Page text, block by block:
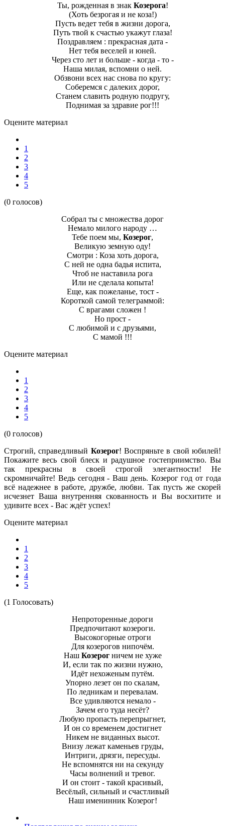
Ты, рожденная в знак Козерога!
(Хоть безрогая и не коза!)
Пусть ведет тебя в жизни дорога,
Путь твой к счастью укажут глаза!
Поздравляем : прекрасная дата -
Нет тебя веселей и юней.
Через сто лет и больше - когда - то -
Наша милая, вспомни о ней.
Обзвони всех нас снова по кругу:
Соберемся с далеких дорог,
Станем славить родную подругу,
Поднимая за здравие рог!!!
Оцените материал
1
2
3
4
5
(0 голосов)
Собрал ты с множества дорог
Немало милого народу …
Тебе поем мы, Козерог,
Великую земную оду!
Смотри : Коза хоть дорога,
С ней не одна бадья испита,
Чтоб не наставила рога
Или не сделала копыта!
Еще, как пожеланье, тост -
Короткой самой телеграммой:
С врагами сложен !
Но прост -
С любимой и с друзьями,
С мамой !!!
Оцените материал
1
2
3
4
5
(0 голосов)
Строгий, справедливый Козерог! Воспряньте в свой юбилей!
Покажите весь свой блеск и радушное гостеприимство. Вы
так прекрасны в своей строгой элегантности! Не
скромничайте! Ведь сегодня - Ваш день. Козерог год от года
всё надежнее в работе, дружбе, любви. Так пусть же скорей
исчезнет Ваша внутренняя скованность и Вы восхитите и
удивите всех - Вас ждёт успех!
Оцените материал
1
2
3
4
5
(1 Голосовать)
Непроторенные дороги
Предпочитают козероги.
Высокогорные отроги
Для козерогов нипочём.
Наш Козерог ничем не хуже
И, если так по жизни нужно,
Идёт нехоженым путём.
Упорно лезет он по скалам,
По ледникам и перевалам.
Все удивляются немало -
Зачем его туда несёт?
Любую пропасть перепрыгнет,
И он со временем достигнет
Никем не виданных высот.
Внизу лежат каменьев груды,
Интриги, дрязги, пересуды.
Не вспомнятся ни на секунду
Часы волнений и тревог.
И он стоит - такой красивый,
Весёлый, сильный и счастливый
Наш именинник Козерог!